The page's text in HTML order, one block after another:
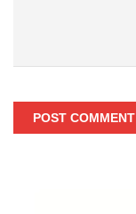
POST COMMENT